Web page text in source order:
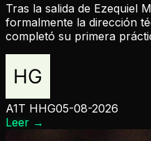
Tras la salida de Ezequiel
formalmente la dirección
completó su primera
A1T HHG05-08-2026
Leer →